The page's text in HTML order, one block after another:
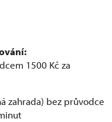
1500 Kč za
zahrada) bez průvodce